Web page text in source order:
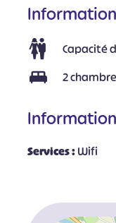
Capacité
2
Services :Wifi